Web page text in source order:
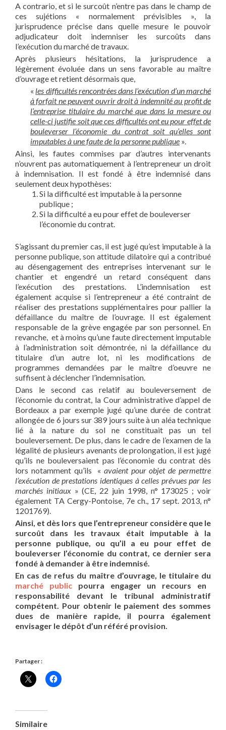
A contrario, et si le surcoût n’entre pas dans le champ de
ces sujétions « normalement prévisibles », la
jurisprudence précise dans quelle mesure le pouvoir
adjudicateur doit indemniser les surcoûts dans
l’exécution du marché de travaux.
Après plusieurs hésitations, la jurisprudence a
légèrement évoluée dans un sens favorable au maître
d’ouvrage et retient désormais que,
« les difficultés rencontrées dans l’exécution d’un marché
à forfait ne peuvent ouvrir droit à indemnité au profit de
l’entreprise titulaire du marché que dans la mesure ou
celle-ci justifie soit que ces difficultés ont eu pour effet de
bouleverser l’économie du contrat soit qu’elles sont
imputables à une faute de la personne publique ».
Ainsi, les fautes commises par d’autres intervenants
n’ouvrent pas automatiquement à l’entrepreneur un droit
à indemnisation. Il est fondé à être indemnisé dans
seulement deux hypothèses:
Si la difficulté est imputable à la personne
publique ;
Si la difficulté a eu pour effet de bouleverser
l’économie du contrat.
S’agissant du premier cas, il est jugé qu’est imputable à la
personne publique, son attitude dilatoire qui a contribué
au désengagement des entreprises intervenant sur le
chantier et engendré un retard conséquent dans
l’exécution des prestations. L’indemnisation est
également acquise si l’entrepreneur a été contraint de
réaliser des prestations supplémentaires pour pallier la
défaillance du maître de l’ouvrage. Il est également
responsable de la grève engagée par son personnel. En
revanche, et à moins qu’une faute directement imputable
à l’administration soit démontrée, ni la défaillance du
titulaire d’un autre lot, ni les modifications de
programmes demandées par le maître d’oeuvre ne
suffisent à déclencher l’indemnisation.
Dans le second cas relatif au bouleversement de
l’économie du contrat, la Cour administrative d’appel de
Bordeaux a par exemple jugé qu’une durée de contrat
allongée de 6 jours sur 389 jours suite à un aléa technique
lié à la nature du sol ne constituait pas un tel
bouleversement. De plus, dans le cadre de l’examen de la
légalité de plusieurs avenants de prolongation, il est jugé
qu’ils ne bouleversaient pas l’économie du contrat dès
lors notamment qu’ils « avaient pour objet de permettre
l’exécution de prestations identiques à celles prévues par les
marchés initiaux» (CE, 22 juin 1998, n° 173025 ; voir
également TA Cergy-Pontoise, 7e ch., 17 sept. 2013, n°
1201769).
Ainsi, et dès lors que l’entrepreneur considère que le
surcoût dans les travaux était imputable à la
personne publique, ou qu’il a eu pour effet de
bouleverser l’économie du contrat, ce dernier sera
fondé à demander à être indemnisé.
En cas de refus du maître d’ouvrage, le titulaire du
marché publicpourra engager un recours en
responsabilité devant le tribunal administratif
compétent. Pour obtenir le paiement des sommes
dues de manière rapide, il pourra également
envisager le dépôt d’un référé provision.
Partager :
Similaire